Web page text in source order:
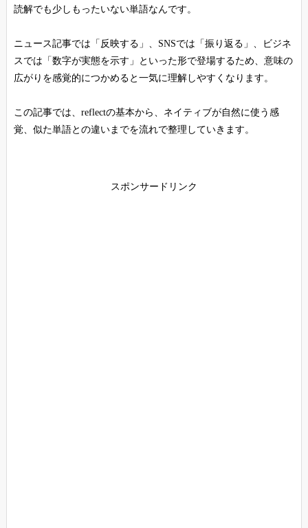
読解でも少しもったいない単語なんです。
ニュース記事では「反映する」、SNSでは「振り返る」、ビジネ
スでは「数字が実態を示す」といった形で登場するため、意味の
広がりを感覚的につかめると一気に理解しやすくなります。
この記事では、reflectの基本から、ネイティブが自然に使う感
覚、似た単語との違いまでを流れで整理していきます。
スポンサードリンク